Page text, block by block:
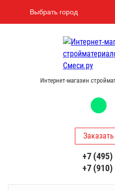
Выбрать город
Интернет-магазин
+7
+7